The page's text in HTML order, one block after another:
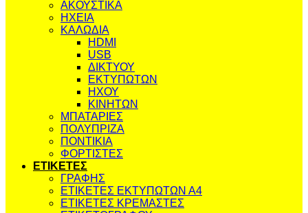
ΑΚΟΥΣΤΙΚΑ
ΗΧΕΙΑ
ΚΑΛΩΔΙΑ
HDMI
USB
ΔΙΚΤΥΟΥ
ΕΚΤΥΠΩΤΩΝ
ΗΧΟΥ
ΚΙΝΗΤΩΝ
ΜΠΑΤΑΡΙΕΣ
ΠΟΛΥΠΡΙΖΑ
ΠΟΝΤΙΚΙΑ
ΦΟΡΤΙΣΤΕΣ
ΕΤΙΚΕΤΕΣ
ΓΡΑΦΗΣ
ΕΤΙΚΕΤΕΣ ΕΚΤΥΠΩΤΩΝ Α4
ΕΤΙΚΕΤΕΣ ΚΡΕΜΑΣΤΕΣ